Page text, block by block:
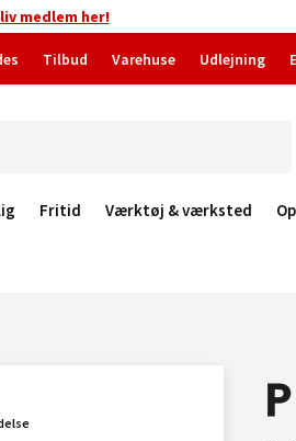
medlem her!
Tilbud Varehuse Udlejning
Fritid Værktøj & værksted